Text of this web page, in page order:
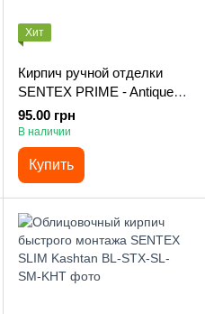
Хит
Кирпич ручной отделки
SENTEX PRIME - Antique
Black
95.00 грн
В наличии
Купить